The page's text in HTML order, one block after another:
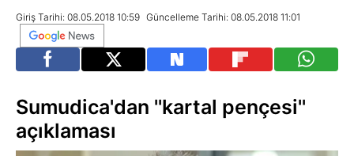
Giriş Tarihi: 08.05.2018 10:59 Güncelleme Tarihi: 08.05.2018 11:01
Sumudica'dan ''kartal pençesi''
açıklaması